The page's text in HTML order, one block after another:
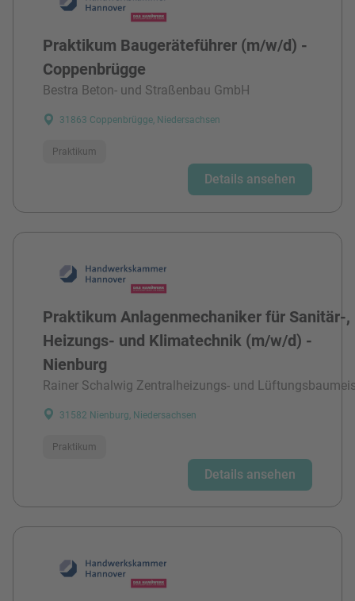
Praktikum Baugeräteführer (m/w/d) -
Coppenbrügge
Bestra Beton- und Straßenbau GmbH
31863 Coppenbrügge, Niedersachsen
Praktikum
Details ansehen
Praktikum Anlagenmechaniker für Sanitär-,
Heizungs- und Klimatechnik (m/w/d) -
Nienburg
Rainer Schalwig Zentralheizungs- und
31582 Nienburg, Niedersachsen
Praktikum
Details ansehen